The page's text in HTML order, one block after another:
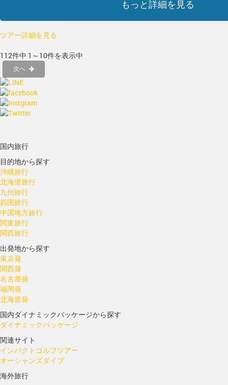
もっと詳細を見る
ツアー詳細を見る
112件中 1～10件を表示中
次へ
国内旅行
目的地から探す
沖縄旅行
北海道旅行
九州旅行
四国旅行
中国地方旅行
関東旅行
関西旅行
出発地から探す
東京発
関西発
名古屋発
福岡発
北海道発
国内ダイナミックパッケージから探す
ダイナミックパッケージ
関連サイト
インパクトゴルフツアー
オーシャンズダイブ
海外旅行